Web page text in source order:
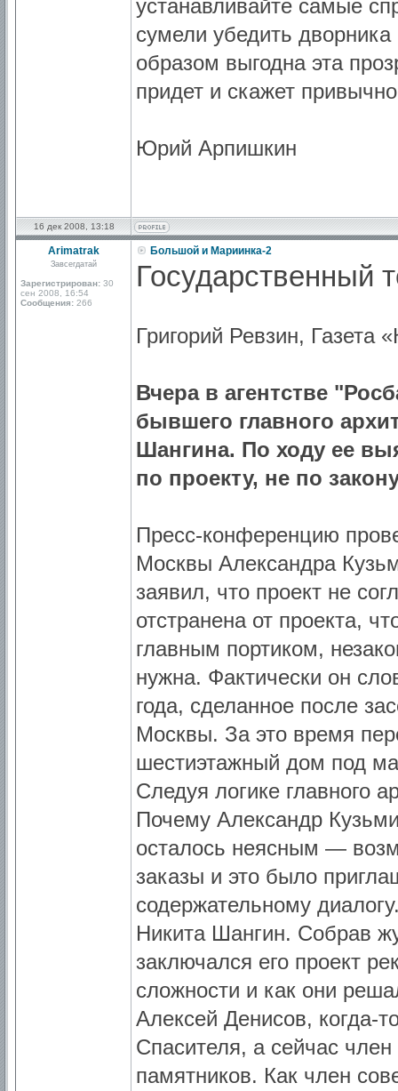
устанавливайте самые
сумели убедить
образом выгодна эта
придет и скажет
Юрий Арпишкин
16 дек 2008, 13:18
Arimatrak
Завсегдатай
Зарегистрирован: 30
сен 2008, 16:54
Сообщения: 266
Большой и Мариинка-2
Государственный
Григорий Ревзин,
Вчера в агентстве
бывшего главного
Шангина. По ходу ее
по проекту, не по
Пресс-конференцию
Москвы Александра
заявил, что проект не
отстранена от проекта,
главным портиком,
нужна. Фактически он
года, сделанное после
Москвы. За это время
шестиэтажный дом под
Следуя логике главного
Почему Александр
осталось неясным —
заказы и это было
содержательному
Никита Шангин. Собрав
заключался его проект
сложности и как они
Алексей Денисов, когда-
Спасителя, а сейчас
памятников. Как член